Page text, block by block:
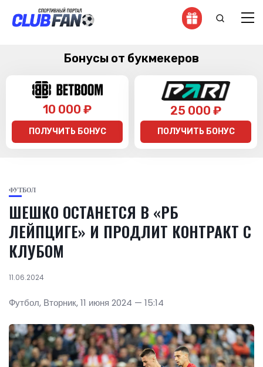
Бонусы от букмекеров
10 000 ₽
ПОЛУЧИТЬ БОНУС
25 000 ₽
ПОЛУЧИТЬ БОНУС
ФУТБОЛ
ШЕШКО ОСТАНЕТСЯ В «РБ
ЛЕЙПЦИГЕ» И ПРОДЛИТ КОНТРАКТ С
КЛУБОМ
11.06.2024
Футбол, Вторник, 11 июня 2024 — 15:14